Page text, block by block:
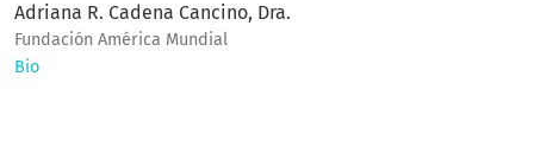
Adriana R. Cadena Cancino, Dra.
Fundación América Mundial
Bio